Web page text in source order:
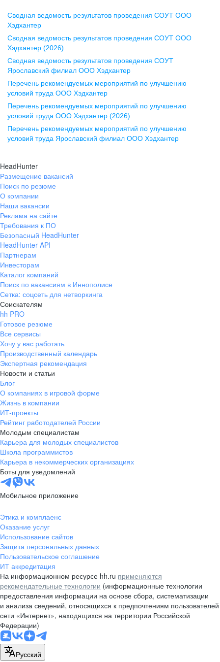
Воронеж
ул. Комиссаржевской, д. 10,
офис 1212
+7 473 280-05-05
pr@vrn.hh.ru
ул. Спартаковская, д. 2А, этаж 3,
помещение 15
+7 843 212-12-50
Екатеринбург
ул. Боевых Дружин, стр. 20,
+7 343 226-79-99
pr@ural.hh.ru
ул. Янковского, д. 169, 7 этаж,
706 каб.
+7 861 205-55-57
pr@krd.hh.ru
Владивосток
пер. Ланинский д. 4, офис 3.4
+7 423 202-33-28
pr@dv.hh.ru
Новосибирск
ул. Большевистская, д. 35,
помещение 21
+7 383 207-94-64
pr@nsk.hh.ru
Минск
пр-т Дзержинского, д. 57,
10 этаж, помещение 45-1
pr@rabota.by
Алматы
пр. Абая, д. 151, БЦ Алатау,
12 этаж, офис 1209
+7 727 232-13-13
pr@headhunter.com.kz
Сводная ведомость результатов проведения СОУТ ООО
Хэдхантер
Сводная ведомость результатов проведения СОУТ ООО
Хэдхантер (2026)
Сводная ведомость результатов проведения СОУТ
Ярославский филиал ООО Хэдхантер
Перечень рекомендуемых мероприятий по улучшению
условий труда ООО Хэдхантер
Перечень рекомендуемых мероприятий по улучшению
условий труда ООО Хэдхантер (2026)
Перечень рекомендуемых мероприятий по улучшению
условий труда Ярославский филиал ООО Хэдхантер
HeadHunter
Размещение вакансий
Поиск по резюме
О компании
Наши вакансии
Реклама на сайте
Требования к ПО
Безопасный HeadHunter
HeadHunter API
Партнерам
Инвесторам
Каталог компаний
Поиск по вакансиям в Иннополисе
Сетка: соцсеть для нетворкинга
Соискателям
hh PRO
Готовое резюме
Все сервисы
Хочу у вас работать
Производственный календарь
Экспертная рекомендация
Новости и статьи
Блог
О компаниях в игровой форме
Жизнь в компании
ИТ-проекты
Рейтинг работодателей России
Молодым специалистам
Карьера для молодых специалистов
Школа программистов
Карьера в некоммерческих организациях
Боты для уведомлений
Мобильное приложение
Этика и комплаенс
Оказание услуг
Использование сайтов
Защита персональных данных
Пользовательское соглашение
ИТ аккредитация
На информационном ресурсе hh.ru применяются
рекомендательные технологии (информационные технологии
предоставления информации на основе сбора, систематизации
и анализа сведений, относящихся к предпочтениям пользователей
сети «Интернет», находящихся на территории Российской
Федерации)
Русский